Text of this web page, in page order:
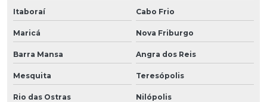
Itaboraí Cabo Frio
Maricá Nova Friburgo
Barra Mansa Angra dos Reis
Mesquita Teresópolis
Rio das Ostras Nilópolis